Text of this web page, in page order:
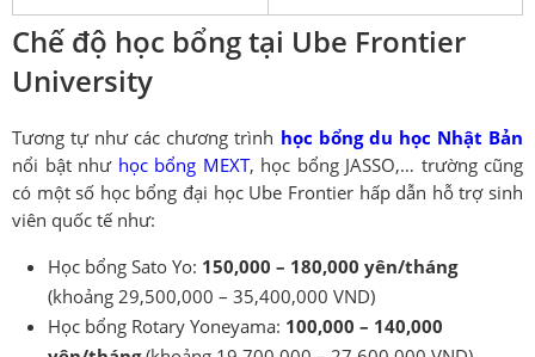
Chế độ học bổng tại Ube Frontier
University
Tương tự như các chương trình học bổng du học Nhật Bản
nổi bật như học bổng MEXT, học bổng JASSO,… trường cũng
có một số học bổng đại học Ube Frontier hấp dẫn hỗ trợ sinh
viên quốc tế như:
Học bổng Sato Yo: 150,000 – 180,000 yên/tháng
(khoảng 29,500,000 – 35,400,000 VND)
Học bổng Rotary Yoneyama: 100,000 – 140,000